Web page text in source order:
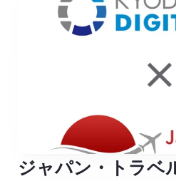
Why
News
ジャパン・トラベ